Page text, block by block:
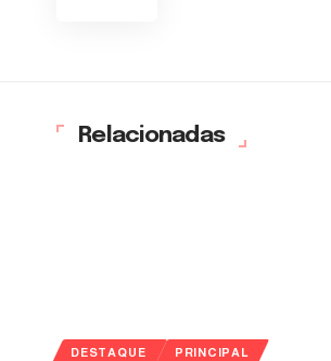
Relacionadas
DESTAQUE PRINCIPAL